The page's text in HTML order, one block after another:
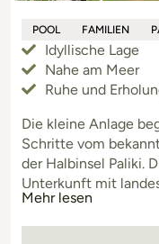
POOL FAMILIEN
Idyllische Lage
Nahe am Meer
Ruhe und
Die kleine Anlage
Schritte vom
der Halbinsel Paliki.
Unterkunft mit
mehreren Gebäuden
Atmosphäre. Ideal
Mehr lesen